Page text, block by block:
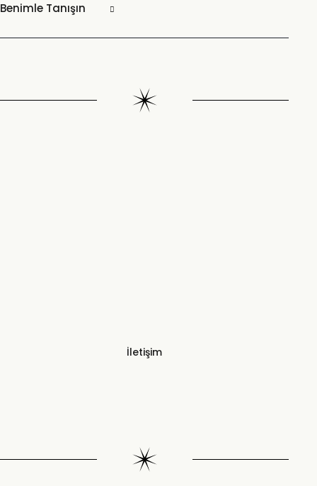
Benimle Tanışın
İletişim